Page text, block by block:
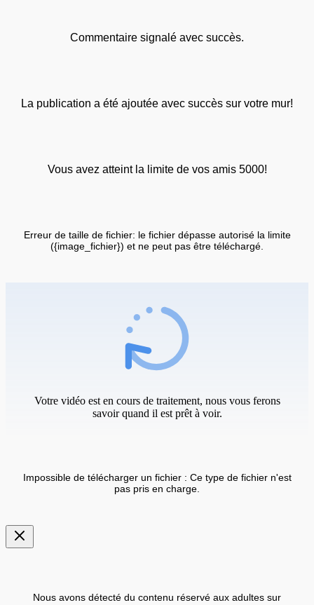
Commentaire signalé avec succès.
La publication a été ajoutée avec succès sur votre mur!
Vous avez atteint la limite de vos amis 5000!
Erreur de taille de fichier: le fichier dépasse autorisé la limite
({image_fichier}) et ne peut pas être téléchargé.
Votre vidéo est en cours de traitement, nous vous ferons
savoir quand il est prêt à voir.
Impossible de télécharger un fichier : Ce type de fichier n'est
pas pris en charge.
Nous avons détecté du contenu réservé aux adultes sur